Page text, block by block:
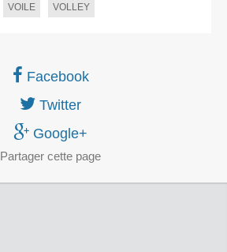
VOILE VOLLEY
Facebook
Twitter
Google+
Partager cette page